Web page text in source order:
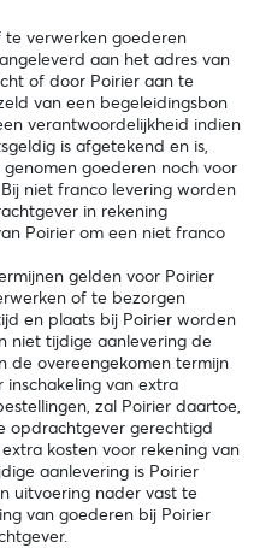
verwerken goederen
aan het adres van
of door Poirier aan te
van een begeleidingsbon
verantwoordelijkheid indien
is afgetekend en is,
goederen noch voor
niet franco levering worden
in rekening
Poirier om een niet franco
gelden voor Poirier
of te bezorgen
en plaats bij Poirier worden
niet tijdige aanlevering de
de overeengekomen termijn
van extra
zal Poirier daartoe,
opdrachtgever gerechtigd
kosten voor rekening van
aanlevering is Poirier
uitvoering nader vast te
van goederen bij Poirier